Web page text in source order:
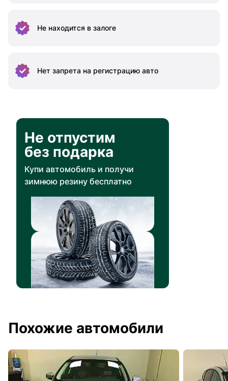
Не находится в залоге
Нет запрета на регистрацию авто
Не отпустим
без подарка
Купи автомобиль и получи
зимнюю резину бесплатно
Похожие автомобили